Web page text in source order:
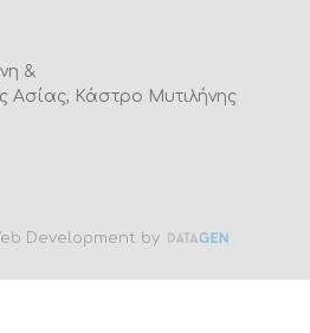
&
Ασίας, Κάστρο Μυτιλήνης
Development by